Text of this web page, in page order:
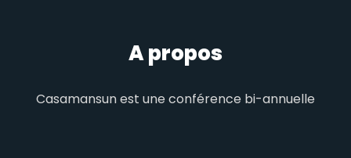
A propos
Casamansun est une conférence bi-annuelle